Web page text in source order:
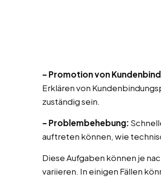
– Promotion von
Erklären von
zuständig sein.
– Problembehebung:
auftreten können, wie
Diese Aufgaben können je
variieren. In einigen Fällen